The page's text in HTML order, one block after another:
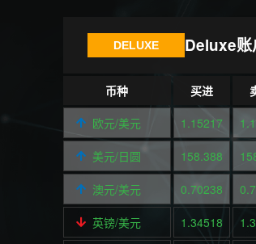
DELUXE Deluxe账
币种 买进
欧元/美元
1.15217
美元/日圆 158.388
澳元/美元 0.70238
英镑/美元 1.34518